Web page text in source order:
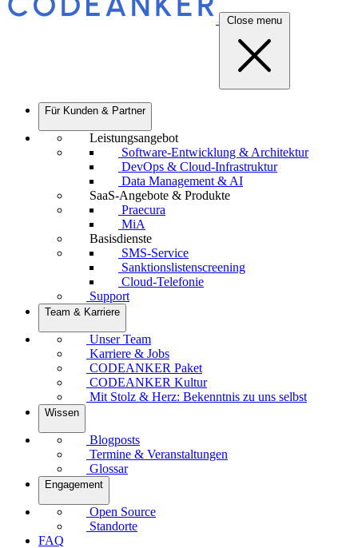
Close menu
Für Kunden & Partner
Leistungsangebot
Software-Entwicklung & Architektur
DevOps & Cloud-Infrastruktur
Data Management & AI
SaaS-Angebote & Produkte
Praecura
MiA
Basisdienste
SMS-Service
Sanktionslistenscreening
Cloud-Telefonie
Support
Team & Karriere
Unser Team
Karriere & Jobs
CODEANKER Paket
CODEANKER Kultur
Mit Stolz & Herz: Bekenntnis zu uns selbst
Wissen
Blogposts
Termine & Veranstaltungen
Glossar
Engagement
Open Source
Standorte
FAQ